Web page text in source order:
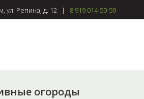
ул. Репина, д. 12 | 8 919 014-50-59
огороды